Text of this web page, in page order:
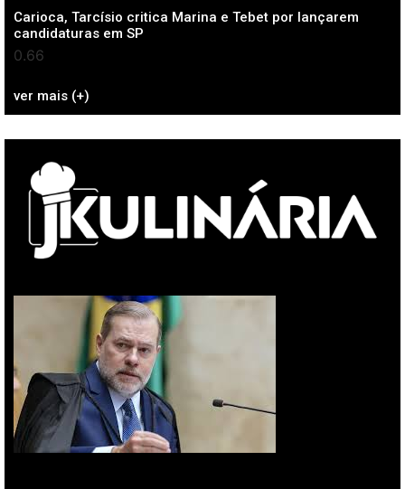
Carioca, Tarcísio critica Marina e Tebet por lançarem
candidaturas em SP
ver mais (+)